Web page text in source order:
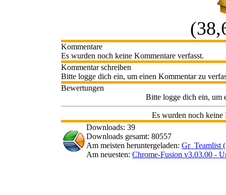
Kommentare
Es wurden noch keine Kommentare verfasst.
Kommentar schreiben
Bitte logge dich ein, um einen Kommentar zu
Bewertungen
Bitte logge dich ein, um
Es wurden noch keine
Downloads: 39
Downloads gesamt: 80557
Am meisten heruntergeladen: Gr_Teamlist
Am neuesten: Chrome-Fusion v3.03.00 -